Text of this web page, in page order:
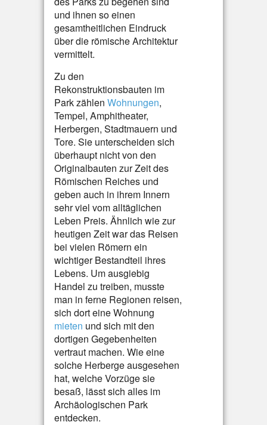
und ihnen so einen
gesamtheitlichen Eindruck
über die römische Architektur
vermittelt.
Zu den
Rekonstruktionsbauten im
Park zählen Wohnungen,
Tempel, Amphitheater,
Herbergen, Stadtmauern und
Tore. Sie unterscheiden sich
überhaupt nicht von den
Originalbauten zur Zeit des
Römischen Reiches und
geben auch in ihrem Innern
sehr viel vom alltäglichen
Leben Preis. Ähnlich wie zur
heutigen Zeit war das Reisen
bei vielen Römern ein
wichtiger Bestandteil ihres
Lebens. Um ausgiebig
Handel zu treiben, musste
man in ferne Regionen reisen,
sich dort eine Wohnung
mieten und sich mit den
dortigen Gegebenheiten
vertraut machen. Wie eine
solche Herberge ausgesehen
hat, welche Vorzüge sie
besaß, lässt sich alles im
Archäologischen Park
entdecken.